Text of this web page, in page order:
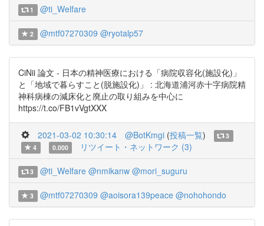
1 @ti_Welfare
2 @mtf07270309 @ryotalp57
CiNii 論文 - 日本の精神医療における「病院収容化(施設化)」
と「地域で暮らすこと(脱施設化)」 : 北海道浦河赤十字病院精
神科病棟の減床化と廃止の取り組みを中心に
https://t.co/FB1vVgtXXX
2021-03-02 10:30:14 @BotKmgi (投稿一覧)
3
4
0.000 リツイート・ネットワーク (3)
3 @ti_Welfare @nmikanw @mori_suguru
3 @mtf07270309 @aoisora139peace @nohohondo